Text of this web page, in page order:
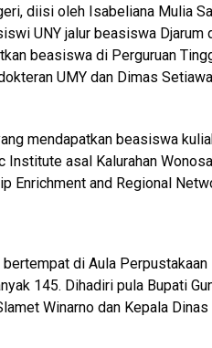
diisi oleh Isabeliana Mulia
UNY jalur beasiswa
beasiswa di Perguruan
UMY dan Dimas
mendapatkan beasiswa
Institute asal Kalurahan
Enrichment and Regional
di Aula
145. Dihadiri pula Bupati
Winarno dan Kepala